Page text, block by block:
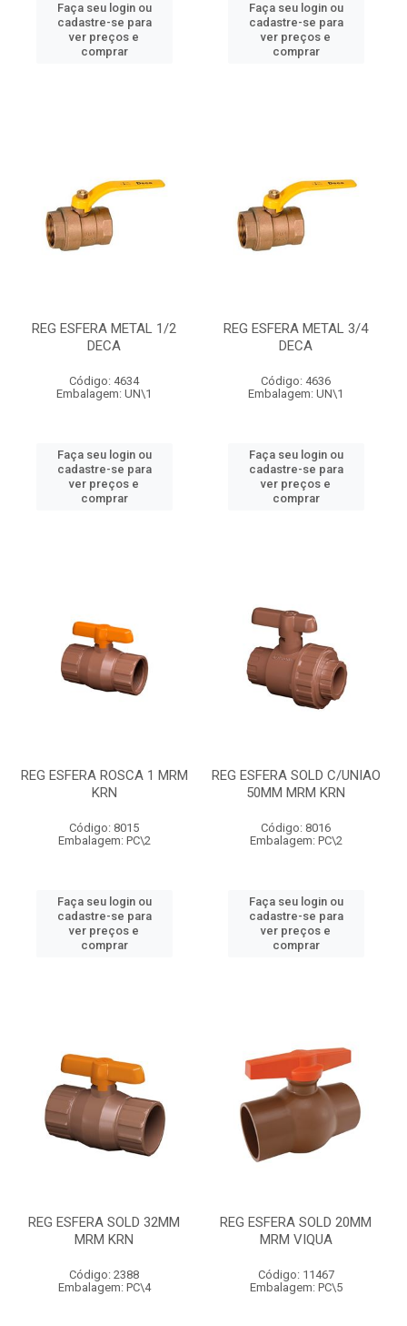
Faça seu login ou
cadastre-se para
ver preços e
comprar
Faça seu login ou
cadastre-se para
ver preços e
comprar
REG ESFERA METAL 1/2
DECA
Código: 4634
Embalagem: UN\1
Faça seu login ou
cadastre-se para
ver preços e
comprar
REG ESFERA METAL 3/4
DECA
Código: 4636
Embalagem: UN\1
Faça seu login ou
cadastre-se para
ver preços e
comprar
REG ESFERA ROSCA 1 MRM
KRN
Código: 8015
Embalagem: PC\2
Faça seu login ou
cadastre-se para
ver preços e
comprar
REG ESFERA SOLD C/UNIAO
50MM MRM KRN
Código: 8016
Embalagem: PC\2
Faça seu login ou
cadastre-se para
ver preços e
comprar
REG ESFERA SOLD 32MM
MRM KRN
Código: 2388
Embalagem: PC\4
REG ESFERA SOLD 20MM
MRM VIQUA
Código: 11467
Embalagem: PC\5